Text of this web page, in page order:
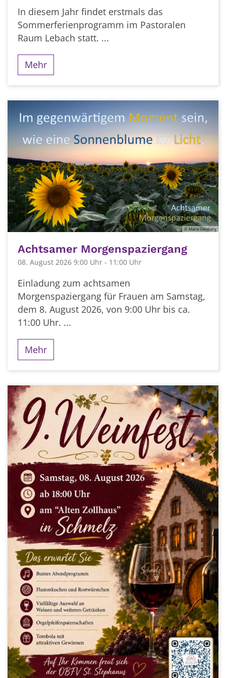
In diesem Jahr findet erstmals das
Sommerferienprogramm im Pastoralen
Raum Lebach statt. ...
Mehr
© Maria Gerdung
Achtsamer Morgenspaziergang
08. August 2026 9:00 Uhr - 11:00 Uhr
Einladung zum achtsamen
Morgenspaziergang für Frauen am Samstag,
dem 8. August 2026, von 9:00 Uhr bis ca.
11:00 Uhr. ...
Mehr